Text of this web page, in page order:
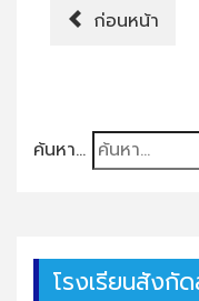
ก่อนหน้า
ค้นหา...
โรงเรียนสังกั